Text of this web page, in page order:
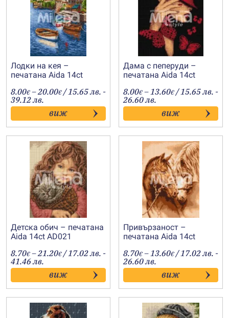
Лодки на кея –
печатана Aida 14ct
8.00€ –20.00€Price
range:
8.00€
through
20.00€
/ 15.65 лв. -
39.12 лв.
виж
Дама с пеперуди –
печатана Aida 14ct
8.00€ –13.60€Price
range:
8.00€
through
13.60€
/ 15.65 лв. -
26.60 лв.
виж
Детска обич – печатана
Aida 14ct AD021
8.70€ –21.20€Price
range:
8.70€
through
21.20€
/ 17.02 лв. -
41.46 лв.
виж
Привързаност –
печатана Aida 14ct
8.70€ –13.60€Price
range:
8.70€
through
13.60€
/ 17.02 лв. -
26.60 лв.
виж